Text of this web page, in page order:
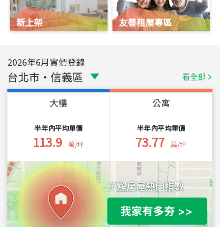
新上架 友善租屋專區
2026年6月實價登錄
台北市 ・ 信義區 看全部
大樓
半年內平均單價
113.9 萬/坪
公寓
半年內平均單價
73.77 萬/坪